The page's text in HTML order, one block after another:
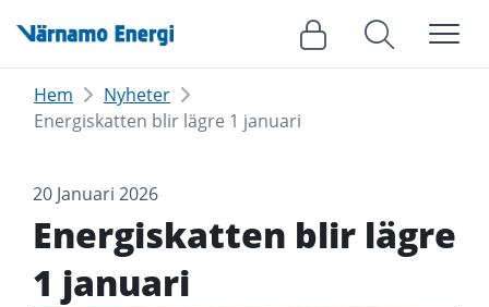
Hem
Nyheter
Energiskatten blir lägre 1 januari
20 Januari 2026
Energiskatten blir lägre
1 januari